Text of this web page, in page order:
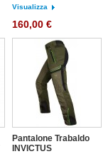
Visualizza
160,00 €
Pantalone Trabaldo
INVICTUS